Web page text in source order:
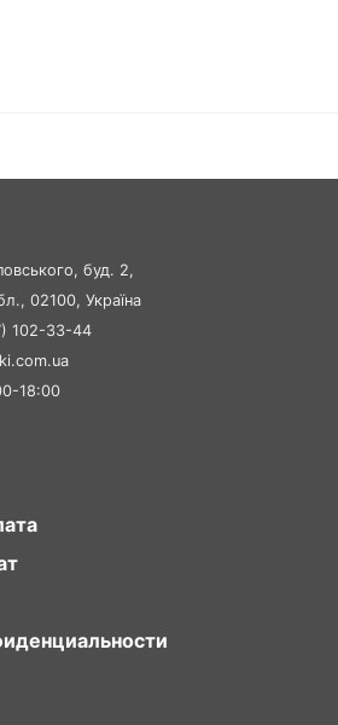
буд. 2,
02100, Україна
102-33-44
18:00